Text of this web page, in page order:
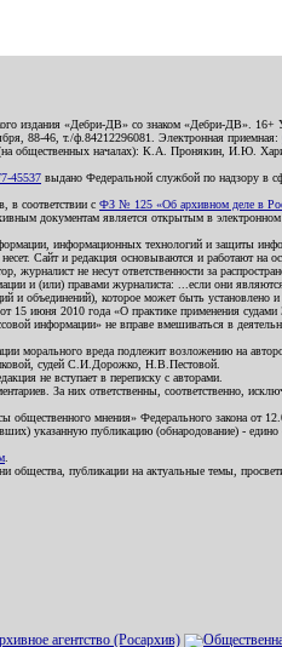
издания «Дебри-ДВ» со знаком «Дебри-
88-46, т./ф.84212296081. Электронная приемная:
ДВ» (на общественных началах): К.А.
45537 выдано Федеральной службой по надзору в
в соответствии с ФЗ № 125 «Об архивном деле в
документам является открытым в
информационных технологий и защиты
Сайт и редакция основываются и работают
не несут ответственности за
и (или) правами журналиста: ...если они
и объединений), которое может быть установлено
июня 2010 года «О практике применения
информации» не вправе вмешиваться в
морального вреда подлежит возложению на
судей С.И.Дорожко, Н.В.Пестовой.
не вступает в переписку с авторами.
За них ответственны, соответственно,
общественного мнения» Федерального закона
указанную публикацию (обнародование) - едино
общества, публикации на актуальные темы,